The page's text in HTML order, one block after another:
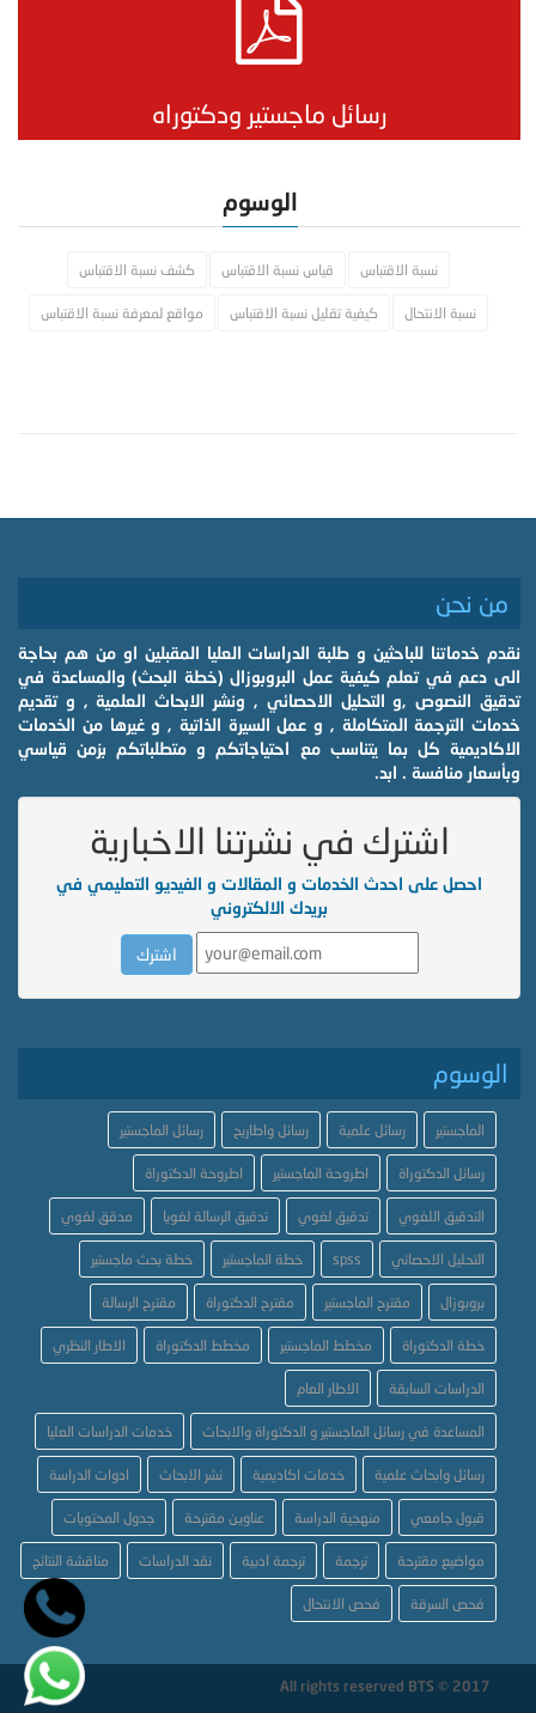
رسائل ماجستير ودكتوراه
الوسوم
نسبة الاقتباس قياس نسبة الاقتباس كشف نسبة الاقتباس
نسبة الانتحال كيفية تقليل نسبة الاقتباس مواقع لمعرفة نسبة الاقتباس
من نحن
نقدم خدماتنا للباحثين و طلبة الدراسات العليا المقبلين او من هم بحاجة
الى دعم في تعلم كيفية عمل البروبوزال (خطة البحث) والمساعدة في
تدقيق النصوص ,و التحليل الاحصائي , ونشر الابحاث العلمية , و تقديم
خدمات الترجمة المتكاملة , و عمل السيرة الذاتية , و غيرها من الخدمات
الاكاديمية كل بما يتناسب مع احتياجاتكم و متطلباتكم بزمن قياسي
وبأسعار منافسة . ابد.
اشترك في نشرتنا الاخبارية
احصل على احدث الخدمات و المقالات و الفيديو التعليمي في
بريدك الالكتروني
الوسوم
الماجستير رسائل علمية رسائل واطاريح رسائل الماجستير
رسائل الدكتوراة اطروحة الماجستير اطروحة الدكتوراة
التدقيق اللغوي تدقيق لغوي تدقيق الرسالة لغويا مدقق لغوي
التحليل الاحصائي spss خطة الماجستير خطة بحث ماجستير
بروبوزال مقترح الماجستير مقترح الدكتوراة مقترح الرسالة
خطة الدكتوراة مخطط الماجستير مخطط الدكتوراة الاطار النظري
الدراسات السابقة الاطار العام
المساعدة في رسائل الماجستير و الدكتوراة والابحاث خدمات الدراسات العليا
رسائل وابحاث علمية خدمات اكاديمية نشر الابحاث ادوات الدراسة
قبول جامعي منهجية الدراسة عناوين مقترحة جدول المحتويات
مواضيع مقترحة ترجمة ترجمة ادبية نقد الدراسات مناقشة النتائج
فحص السرقة فحص الانتحال
All rights reserved BTS © 2017